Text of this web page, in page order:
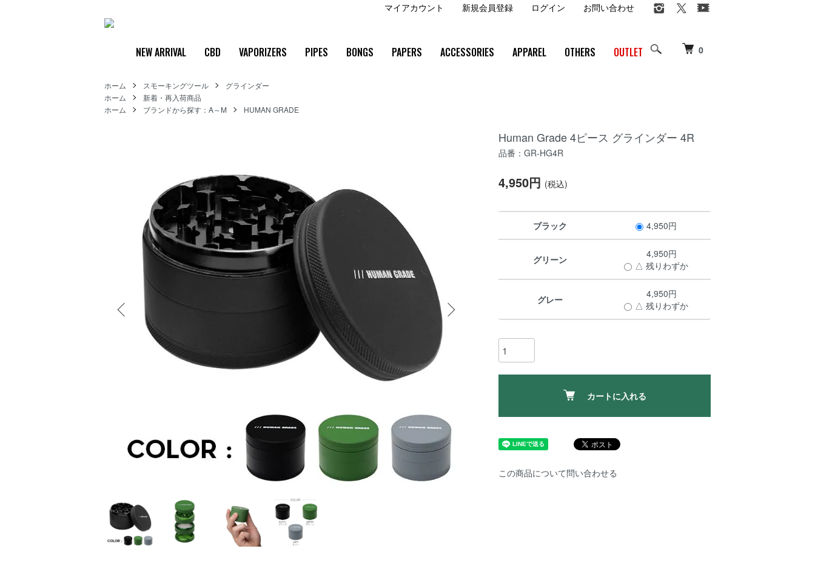
0
NEW ARRIVAL CBD VAPORIZERS PIPES BONGS PAPERS ACCESSORIES APPAREL OTHERS OUTLET
マイアカウント 新規会員登録 ログイン お問い合わせ
ホーム スモーキングツール
グラインダー
ホーム
新着・再入荷商品
ホーム
ブランドから探す：A～M HUMAN GRADE
Human Grade 4ピース グラインダー 4R
品番：GR-HG4R
4,950円 (税込)
ブラック 4,950円
グリーン
4,950円
△ 残りわずか
グレー
4,950円
△ 残りわずか
カートに入れる
この商品について問い合わせる